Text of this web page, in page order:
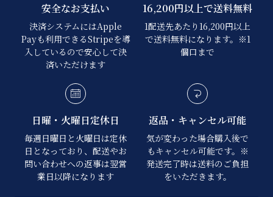
安全なお支払い
決済システムにはApple
Payも利用できるStripeを導
入しているので安心して決
済いただけます
16,200円以上で送料無料
1配送先あたり16,200円以上
で送料無料になります。※1
個口まで
日曜・火曜日定休日
毎週日曜日と火曜日は定休
日となっており、配送やお
問い合わせへの返事は翌営
業日以降になります
返品・キャンセル可能
気が変わった場合購入後で
もキャンセル可能です。※
発送完了時は送料のご負担
をいただきます。